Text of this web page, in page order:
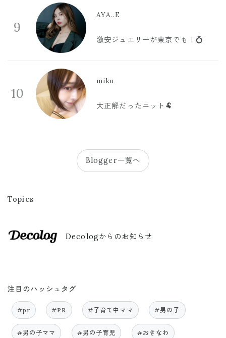
9
AYA..E
激安ジュエリーが東京でも！💍
10
miku
大正解だったニット🐏
Blogger一覧へ
Topics
Decologからのお知らせ
注目のハッシュタグ
#pr #PR #子育て中ママ #男の子
#男の子ママ #男の子育児 #おきなわ